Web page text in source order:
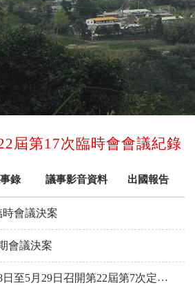
屆第17次臨時會會議紀錄
錄 議事影音資料 出國報告
時會議決案
會議決案
本會訂於115年5月18日至5月29日召開第22屆第7次定期會